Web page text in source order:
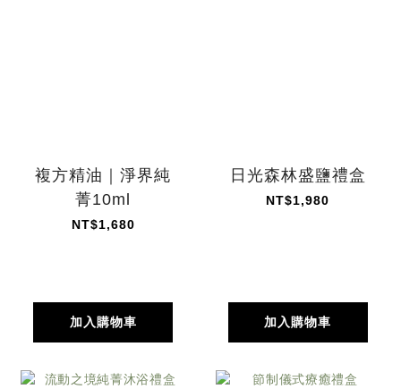
複方精油｜淨界純
菁10ml
NT$1,680
加入購物車
日光森林盛鹽禮盒
NT$1,980
加入購物車